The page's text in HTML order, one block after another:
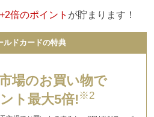
+2倍のポイント が貯まります！
ルドカードの特典
場のお買い物で
ト最大5倍!※2